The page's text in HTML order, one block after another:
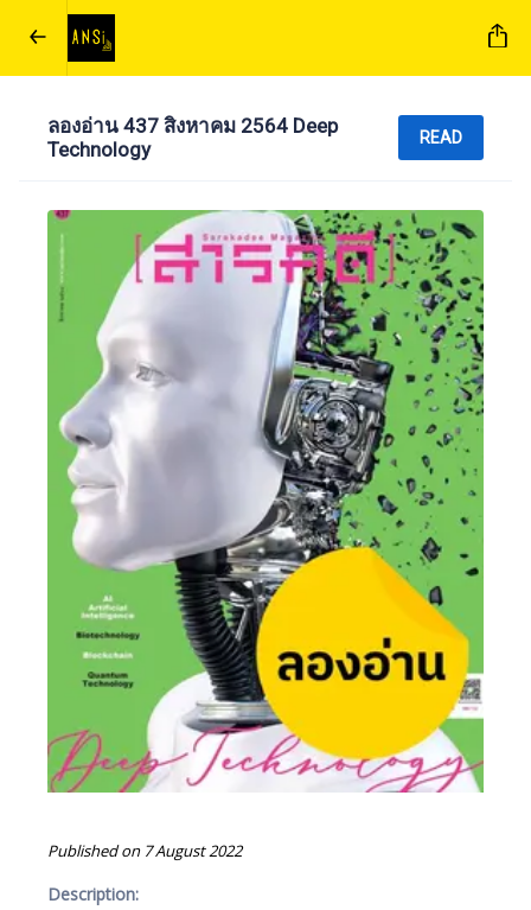
ลองอ่าน 437 สิงหาคม 2564 Deep
Technology
READ
Published on 7 August 2022
Description: